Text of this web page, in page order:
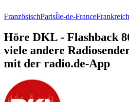
FranzösischParisÎle-de-FranceFrankreich
Höre DKL - Flashback
viele andere
mit der radio.de-App